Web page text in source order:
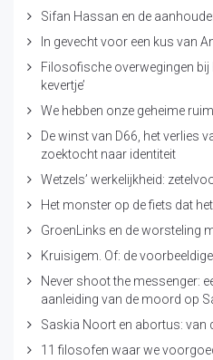
Sifan Hassan en de
In gevecht voor een kus van
Filosofische overwegingen bij
kevertje’
We hebben onze geheime
De winst van D66, het verlies
zoektocht naar identiteit
Wetzels’ werkelijkheid:
Het monster op de fiets dat
GroenLinks en de worsteling
Kruisigem. Of: de
Never shoot the messenger:
aanleiding van de moord op
Saskia Noort en abortus: van
11 filosofen waar we